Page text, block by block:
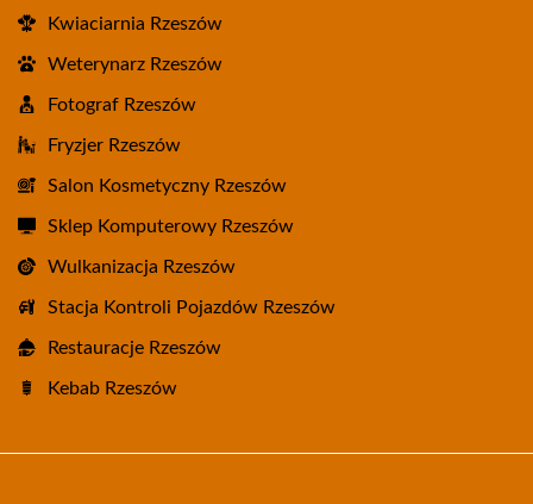
Kwiaciarnia Rzeszów
Weterynarz Rzeszów
Fotograf Rzeszów
Fryzjer Rzeszów
Salon Kosmetyczny Rzeszów
Sklep Komputerowy Rzeszów
Wulkanizacja Rzeszów
Stacja Kontroli Pojazdów Rzeszów
Restauracje Rzeszów
Kebab Rzeszów